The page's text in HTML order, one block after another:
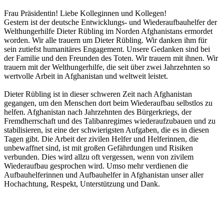
Frau Präsidentin! Liebe Kolleginnen und Kollegen!
Gestern ist der deutsche Entwicklungs- und Wiederaufbauhelfer der
Welthungerhilfe Dieter Rübling im Norden Afghanistans ermordet
worden. Wir alle trauern um Dieter Rübling. Wir danken ihm für
sein zutiefst humanitäres Engagement. Unsere Gedanken sind bei
der Familie und den Freunden des Toten. Wir trauern mit ihnen. Wir
trauern mit der Welthungerhilfe, die seit über zwei Jahrzehnten so
wertvolle Arbeit in Afghanistan und weltweit leistet.
Dieter Rübling ist in dieser schweren Zeit nach Afghanistan
gegangen, um den Menschen dort beim Wiederaufbau selbstlos zu
helfen. Afghanistan nach Jahrzehnten des Bürgerkriegs, der
Fremdherrschaft und des Talibanregimes wiederaufzubauen und zu
stabilisieren, ist eine der schwierigsten Aufgaben, die es in diesen
Tagen gibt. Die Arbeit der zivilen Helfer und Helferinnen, die
unbewaffnet sind, ist mit großen Gefährdungen und Risiken
verbunden. Dies wird allzu oft vergessen, wenn von zivilem
Wiederaufbau gesprochen wird. Umso mehr verdienen die
Aufbauhelferinnen und Aufbauhelfer in Afghanistan unser aller
Hochachtung, Respekt, Unterstützung und Dank.